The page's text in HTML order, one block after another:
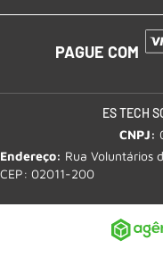
PAGUE COM
ES TECH
CNPJ:
Endereço: Rua Voluntários
CEP: 02011-200